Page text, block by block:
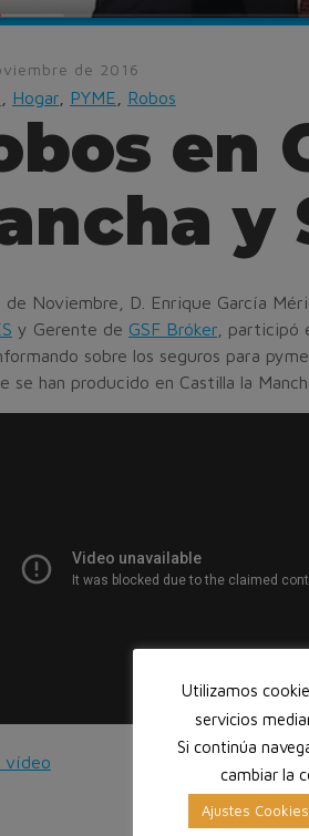
de 2016
Hogar PYME Robos
en
y
de Noviembre, D. Enrique García
y Gerente de GSF Bróker , participó
sobre los seguros para
se han producido en Castilla la
vídeo
Utilizamos
servicios
Si continúa
cambiar la
Ajustes Cookies